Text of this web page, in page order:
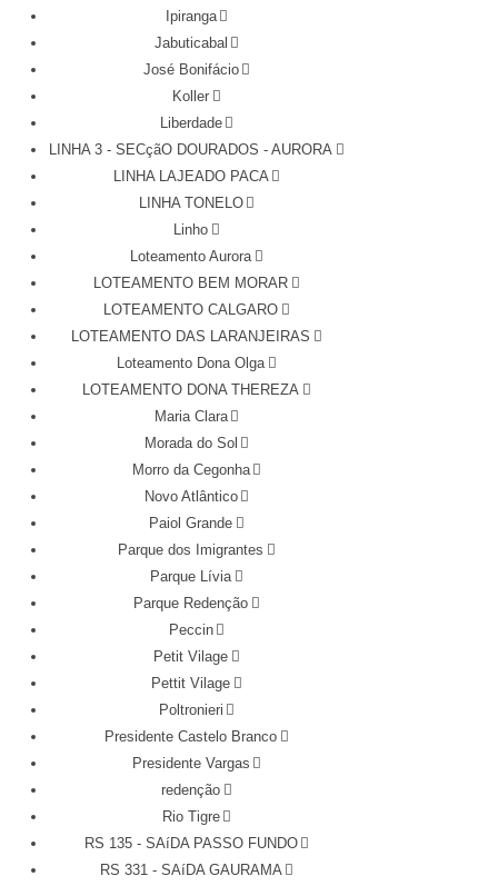
Ipiranga
Jabuticabal
José Bonifácio
Koller
Liberdade
LINHA 3 - SECçãO DOURADOS - AURORA
LINHA LAJEADO PACA
LINHA TONELO
Linho
Loteamento Aurora
LOTEAMENTO BEM MORAR
LOTEAMENTO CALGARO
LOTEAMENTO DAS LARANJEIRAS
Loteamento Dona Olga
LOTEAMENTO DONA THEREZA
Maria Clara
Morada do Sol
Morro da Cegonha
Novo Atlântico
Paiol Grande
Parque dos Imigrantes
Parque Lívia
Parque Redenção
Peccin
Petit Vilage
Pettit Vilage
Poltronieri
Presidente Castelo Branco
Presidente Vargas
redenção
Rio Tigre
RS 135 - SAíDA PASSO FUNDO
RS 331 - SAíDA GAURAMA